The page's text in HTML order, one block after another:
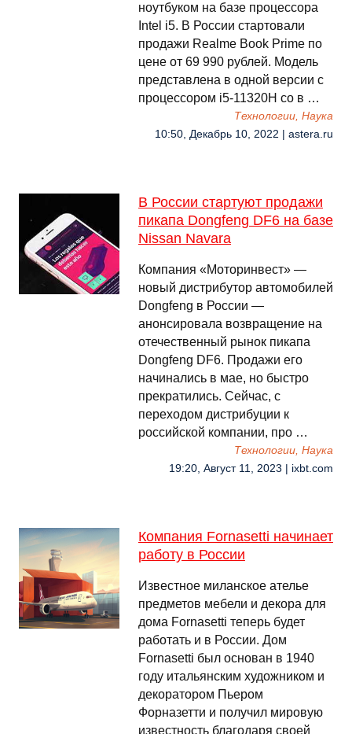
ноутбуком на базе процессора
Intel i5. В России стартовали
продажи Realme Book Prime по
цене от 69 990 рублей. Модель
представлена в одной версии с
процессором i5-11320H со в …
Технологии, Наука
10:50, Декабрь 10, 2022 | astera.ru
В России стартуют продажи
пикапа Dongfeng DF6 на базе
Nissan Navara
Компания «Моторинвест» —
новый дистрибутор автомобилей
Dongfeng в России —
анонсировала возвращение на
отечественный рынок пикапа
Dongfeng DF6. Продажи его
начинались в мае, но быстро
прекратились. Сейчас, с
переходом дистрибуции к
российской компании, про …
Технологии, Наука
19:20, Август 11, 2023 | ixbt.com
Компания Fornasetti начинает
работу в России
Известное миланское ателье
предметов мебели и декора для
дома Fornasetti теперь будет
работать и в России. Дом
Fornasetti был основан в 1940
году итальянским художником и
декоратором Пьером
Форназетти и получил мировую
известность благодаря своей